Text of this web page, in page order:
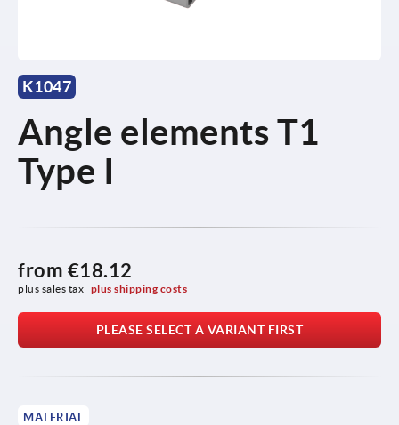
K1047
Angle elements T1
Type I
from €18.12
plus sales tax plus shipping costs
PLEASE SELECT A VARIANT FIRST
MATERIAL